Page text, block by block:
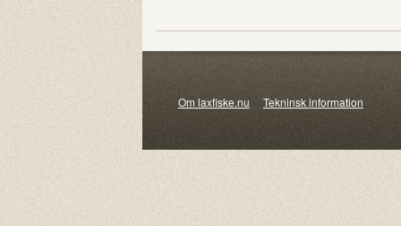
Om laxfiske.nu Tekninsk information